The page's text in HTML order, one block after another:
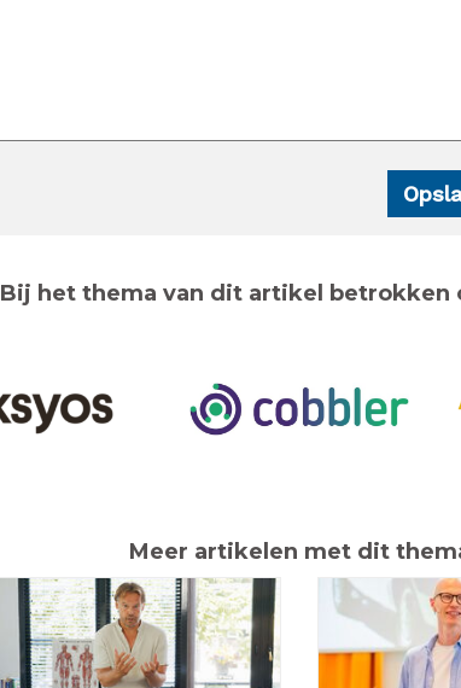
Bij het thema van dit artikel betrokken
Meer artikelen met dit